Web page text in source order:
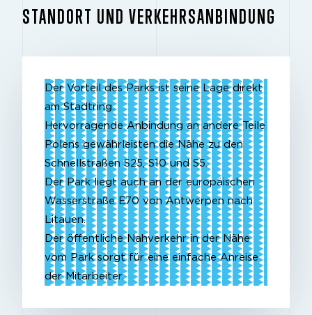
STANDORT UND VERKEHRSANBINDUNG
Der Vorteil
des Parks ist seine Lage direkt
am Stadtring.
Hervorragende Anbindung an andere Teile
Polens gewährleisten die Nähe zu den
Schnellstraßen S25, S10 und S5.
Der Park liegt auch an der europäischen
Wasserstraße E70 von Antwerpen nach
Litauen.
Der öffentliche Nahverkehr in der Nähe
vom Park sorgt für eine einfache Anreise
der Mitarbeiter.